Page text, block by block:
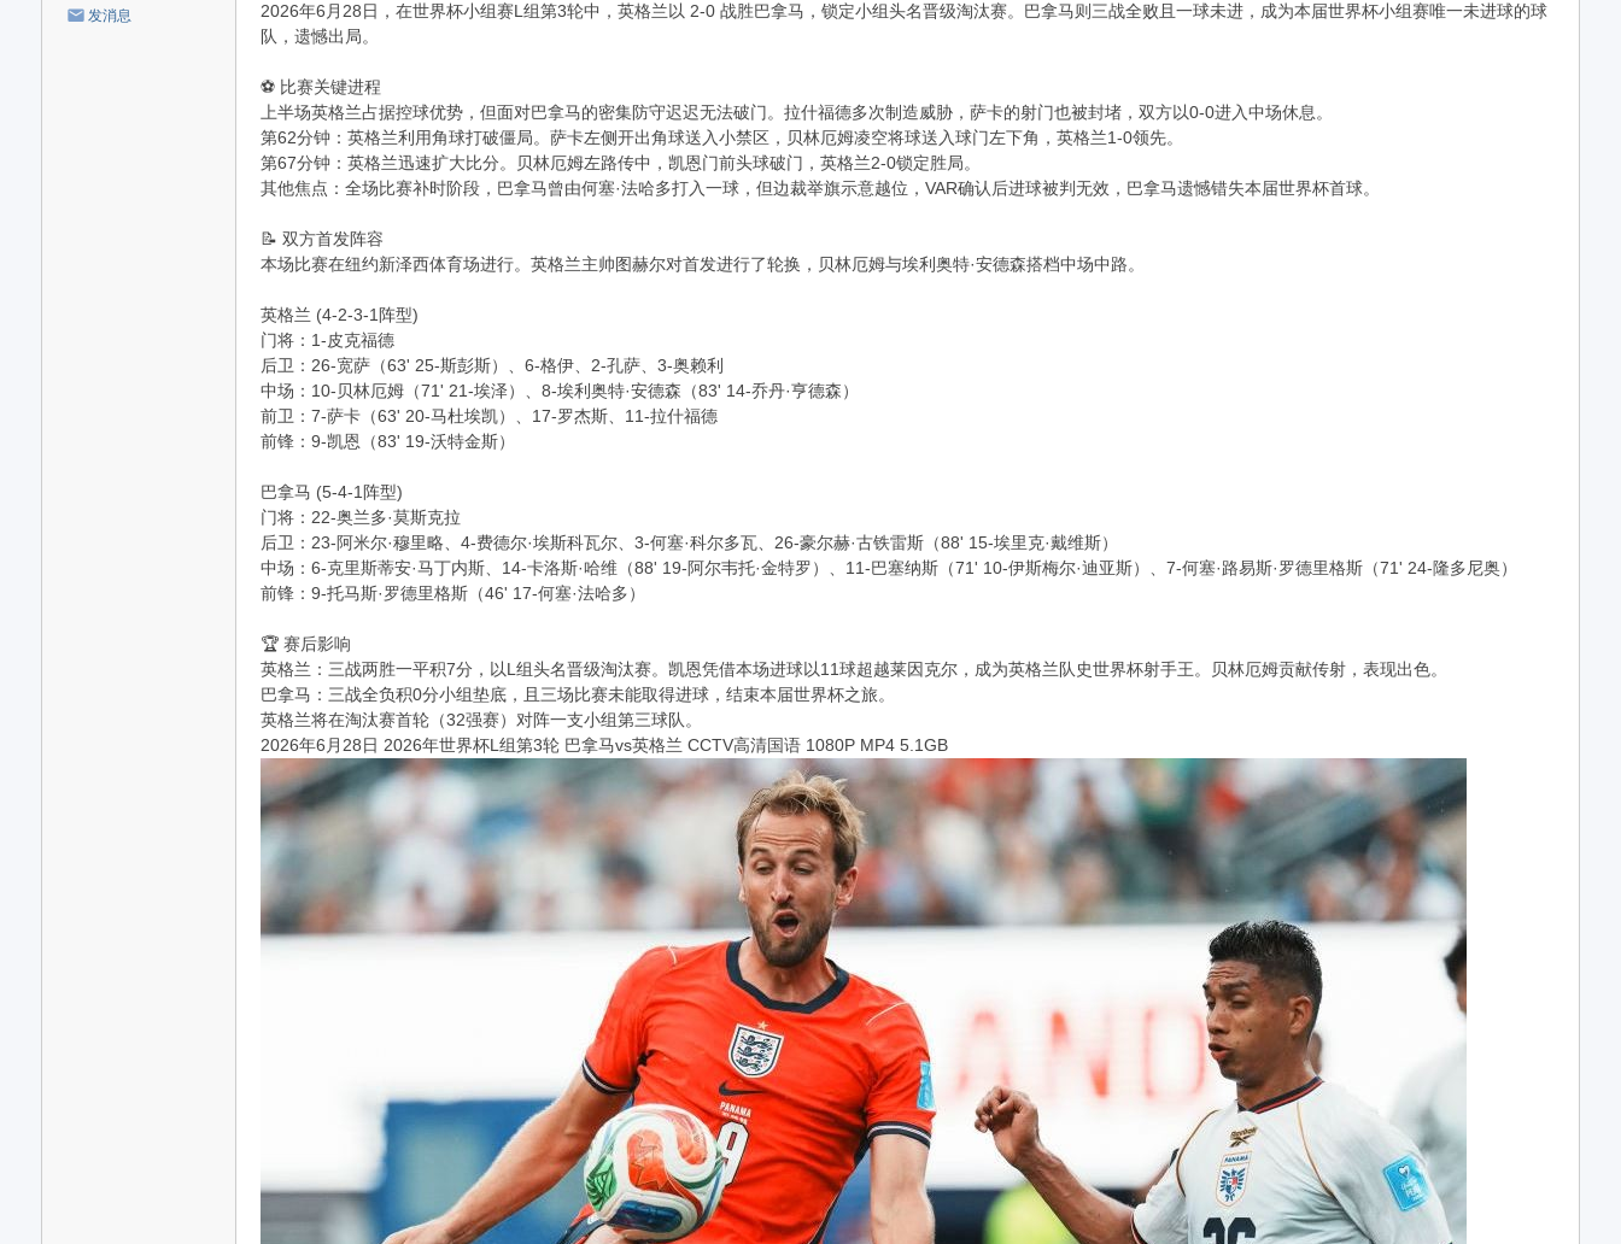
发消息
2026年6月28日，在世界杯小组赛L组第3轮中，英格兰以 2-0 战胜巴拿马，锁定小组头名晋级淘汰赛。巴拿马则三战全败且一球未进，成为本届世界杯小组赛唯一未进球的球
队，遗憾出局。
⚽ 比赛关键进程
上半场英格兰占据控球优势，但面对巴拿马的密集防守迟迟无法破门。拉什福德多次制造威胁，萨卡的射门也被封堵，双方以0-0进入中场休息。
第62分钟：英格兰利用角球打破僵局。萨卡左侧开出角球送入小禁区，贝林厄姆凌空将球送入球门左下角，英格兰1-0领先。
第67分钟：英格兰迅速扩大比分。贝林厄姆左路传中，凯恩门前头球破门，英格兰2-0锁定胜局。
其他焦点：全场比赛补时阶段，巴拿马曾由何塞·法哈多打入一球，但边裁举旗示意越位，VAR确认后进球被判无效，巴拿马遗憾错失本届世界杯首球。
📝 双方首发阵容
本场比赛在纽约新泽西体育场进行。英格兰主帅图赫尔对首发进行了轮换，贝林厄姆与埃利奥特·安德森搭档中场中路。
英格兰 (4-2-3-1阵型)
门将：1-皮克福德
后卫：26-宽萨（63' 25-斯彭斯）、6-格伊、2-孔萨、3-奥赖利
中场：10-贝林厄姆（71' 21-埃泽）、8-埃利奥特·安德森（83' 14-乔丹·亨德森）
前卫：7-萨卡（63' 20-马杜埃凯）、17-罗杰斯、11-拉什福德
前锋：9-凯恩（83' 19-沃特金斯）
巴拿马 (5-4-1阵型)
门将：22-奥兰多·莫斯克拉
后卫：23-阿米尔·穆里略、4-费德尔·埃斯科瓦尔、3-何塞·科尔多瓦、26-豪尔赫·古铁雷斯（88' 15-埃里克·戴维斯）
中场：6-克里斯蒂安·马丁内斯、14-卡洛斯·哈维（88' 19-阿尔韦托·金特罗）、11-巴塞纳斯（71' 10-伊斯梅尔·迪亚斯）、7-何塞·路易斯·罗德里格斯（71' 24-隆多尼奥）
前锋：9-托马斯·罗德里格斯（46' 17-何塞·法哈多）
🏆 赛后影响
英格兰：三战两胜一平积7分，以L组头名晋级淘汰赛。凯恩凭借本场进球以11球超越莱因克尔，成为英格兰队史世界杯射手王。贝林厄姆贡献传射，表现出色。
巴拿马：三战全负积0分小组垫底，且三场比赛未能取得进球，结束本届世界杯之旅。
英格兰将在淘汰赛首轮（32强赛）对阵一支小组第三球队。
2026年6月28日 2026年世界杯L组第3轮 巴拿马vs英格兰 CCTV高清国语 1080P MP4 5.1GB